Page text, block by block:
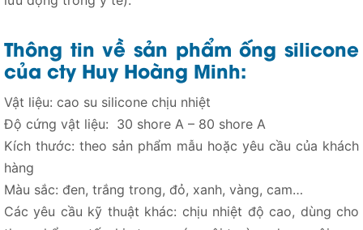
Thông tin về sản phẩm ống silicone
của cty Huy Hoàng Minh:
Vật liệu: cao su silicone chịu nhiệt
Độ cứng vật liệu: 30 shore A – 80 shore A
Kích thước: theo sản phẩm mẫu hoặc yêu cầu của khách
hàng
Màu sắc: đen, trắng trong, đỏ, xanh, vàng, cam…
Các yêu cầu kỹ thuật khác: chịu nhiệt độ cao, dùng cho